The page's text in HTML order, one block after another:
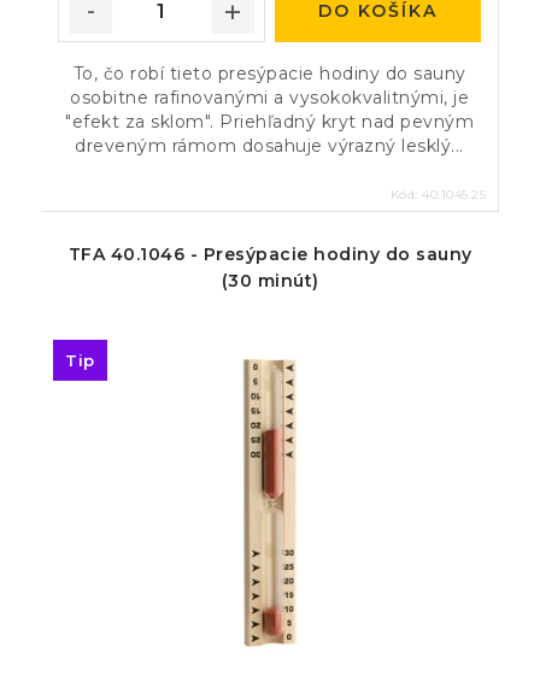
DO KOŠÍKA
To, čo robí tieto presýpacie hodiny do sauny
osobitne rafinovanými a vysokokvalitnými, je
"efekt za sklom". Priehľadný kryt nad pevným
dreveným rámom dosahuje výrazný lesklý...
Kód: 40.1045.25
TFA 40.1046 - Presýpacie hodiny do sauny
(30 minút)
Tip